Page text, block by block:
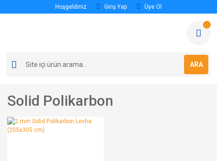
Hoşgeldiniz Giriş Yap Üye Ol
ARA
Solid Polikarbon